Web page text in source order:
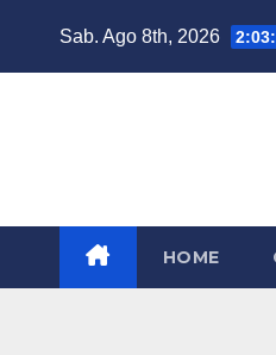
Sab. Ago 8th, 2026
HOME